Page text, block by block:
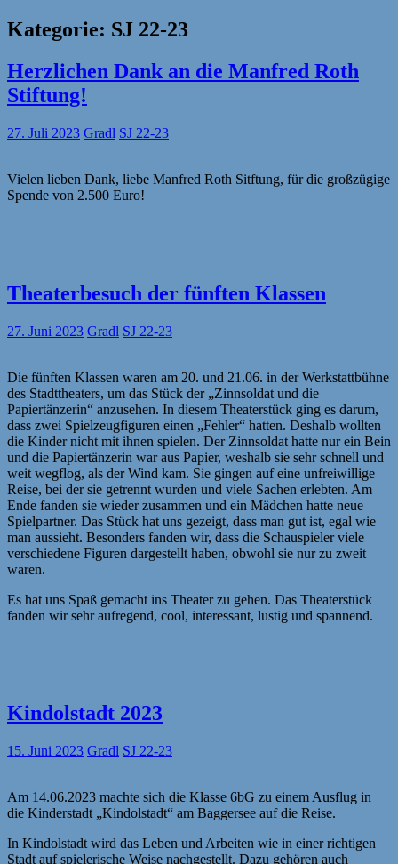
Kategorie: SJ 22-23
Herzlichen Dank an die Manfred Roth
Stiftung!
27. Juli 2023 Gradl SJ 22-23
Vielen lieben Dank, liebe Manfred Roth Sitftung, für die großzügige
Spende von 2.500 Euro!
Theaterbesuch der fünften Klassen
27. Juni 2023 Gradl SJ 22-23
Die fünften Klassen waren am 20. und 21.06. in der Werkstattbühne
des Stadttheaters, um das Stück der „Zinnsoldat und die
Papiertänzerin“ anzusehen. In diesem Theaterstück ging es darum,
dass zwei Spielzeugfiguren einen „Fehler“ hatten. Deshalb wollten
die Kinder nicht mit ihnen spielen. Der Zinnsoldat hatte nur ein Bein
und die Papiertänzerin war aus Papier, weshalb sie sehr schnell und
weit wegflog, als der Wind kam. Sie gingen auf eine unfreiwillige
Reise, bei der sie getrennt wurden und viele Sachen erlebten. Am
Ende fanden sie wieder zusammen und ein Mädchen hatte neue
Spielpartner. Das Stück hat uns gezeigt, dass man gut ist, egal wie
man aussieht. Besonders fanden wir, dass die Schauspieler viele
verschiedene Figuren dargestellt haben, obwohl sie nur zu zweit
waren.
Es hat uns Spaß gemacht ins Theater zu gehen. Das Theaterstück
fanden wir sehr aufregend, cool, interessant, lustig und spannend.
Kindolstadt 2023
15. Juni 2023 Gradl SJ 22-23
Am 14.06.2023 machte sich die Klasse 6bG zu einem Ausflug in
die Kinderstadt „Kindolstadt“ am Baggersee auf die Reise.
In Kindolstadt wird das Leben und Arbeiten wie in einer richtigen
Stadt auf spielerische Weise nachgestellt. Dazu gehören auch